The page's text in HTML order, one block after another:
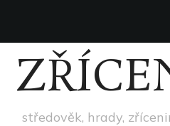
středověk, hrady,